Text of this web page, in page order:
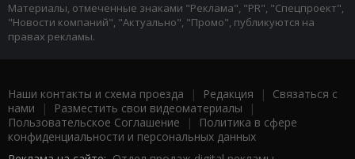
Материалы, отмеченные знаками "Реклама", "PR", "Спецпроект",
"Новости компаний", "Актуально", "Промо", публикуются на
правах рекламы.
Наши контакты и схема проезда | Редакция | Связаться с
нами | Разместить свои видеоматериалы |
Пользовательское Соглашение |
Политика в сфере
конфиденциальности и персональных данных